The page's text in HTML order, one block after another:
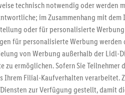
technisch notwendig oder werden
im Zusammenhang mit dem
oder für personalisierte
für personalisierte Werbung werden
von Werbung außerhalb der Lidl-
ermöglichen. Sofern Sie Teilnehmer
Ihrem Filial-Kaufverhalten verarbeitet.
zur Verfügung gestellt, damit